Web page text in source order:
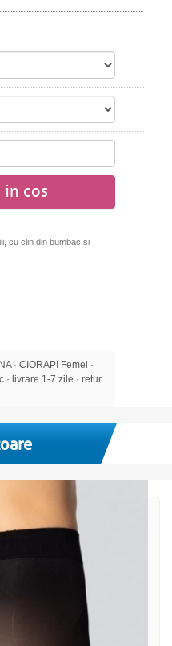
in cos
cu clin din bumbac si
· CIORAPI Femei ·
· livrare 1-7 zile · retur